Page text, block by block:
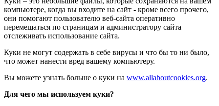
компьютере, когда вы входите на сайт - кроме всего прочего,
они помогают пользователю веб-сайта оперативно
перемещаться по страницам и администратору сайта
отслеживать использование сайта.
Куки не могут содержать в себе вирусы и что бы то ни было,
что может нанести вред вашему компьютеру.
Вы можете узнать больше о куки на www.allaboutcookies.org.
Для чего мы используем куки?